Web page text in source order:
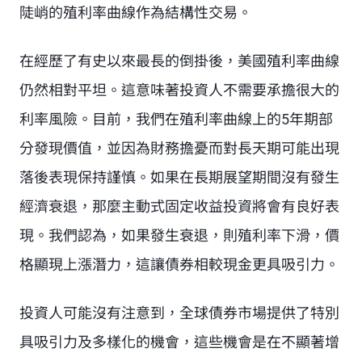
陡峭的殖利率曲線作為結構性交易。
在經歷了有史以來最長的倒掛後，美國殖利率曲線
仍然相對平坦。這意味著投資人不需要承擔很大的
利率風險。目前，我們在殖利率曲線上的5年期部
分發現價值，並因為財務擔憂而對長天期可能出現
落後表現保持謹慎。如果在長期展望期間沒有發生
經濟衰退，那麼主動式固定收益投資將會有良好表
現。我們認為，如果發生衰退，則殖利率下滑，價
格顯現上漲潛力，這讓債券相較現金更具吸引力。
投資人可能沒有注意到，全球債券市場提供了特別
具吸引力及多樣化的機會，這些機會是在不顯著增